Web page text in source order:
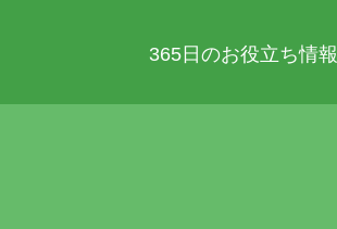
365日のお役立ち情報